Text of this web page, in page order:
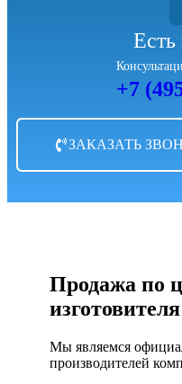
Есть
+7
ЗАКАЗАТЬ
Продажа по
изготовителя
Мы являемся
производителей